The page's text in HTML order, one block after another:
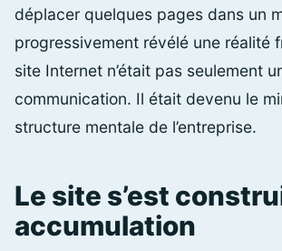
déplacer quelques pages dans un
progressivement révélé une réalité
site Internet n’était pas seulement
communication. Il était devenu le
structure mentale de l’entreprise.
Le site s’est
accumulation